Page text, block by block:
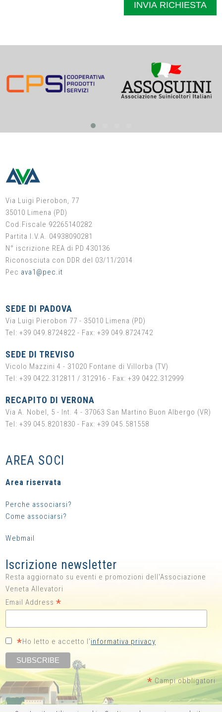
Via Luigi Pierobon, 77
35010 Limena (PD)
Cod.Fiscale 92265140282
Partita I.V.A. 04938090281
N° iscrizione REA di PD 430136
Riconosciuta con DDR del 03/11/2014
Pec ava1@pec.it
SEDE DI PADOVA
Via Luigi Pierobon 77 - 35010 Limena (PD)
Tel: +39 049.8724822 - Fax: +39 049.8724742
SEDE DI TREVISO
Vicolo Mazzini 4 - 31020 Fontane di Villorba (TV)
Tel: +39 0422.312811 / 312916 - Fax: +39 0422.312999
RECAPITO DI VERONA
Via A. Nobel, 5 - Int. 4 - 37063 San Martino Buon Albergo (VR)
Tel: +39 045.8201830 - Fax: +39 045.581558
AREA SOCI
Area riservata
Perche associarsi?
Come associarsi?
Webmail
Iscrizione newsletter
Resta aggiornato su eventi e promozioni dell'Associazione
Veneta Allevatori
Email Address*
*Ho letto e accetto l'informativa privacy
* Campi obbligatori